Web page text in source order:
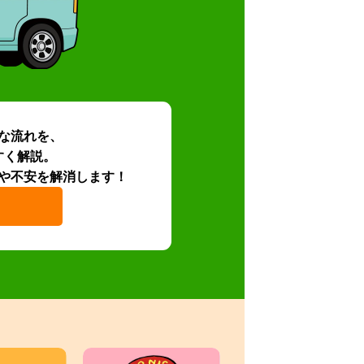
流れを、
解説。
不安を解消します！